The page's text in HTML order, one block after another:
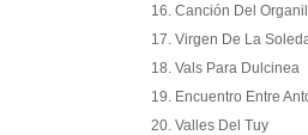
16. Canción Del
17. Virgen De La
18. Vals Para Dulcinea
19. Encuentro Entre
20. Valles Del Tuy